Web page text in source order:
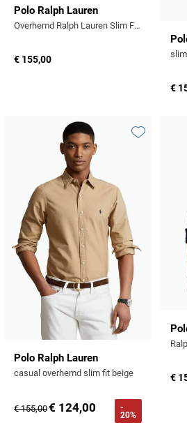
Polo Ralph Lauren
Overhemd Ralph Lauren Slim Fit blue Oxford
€ 155,00
€
Polo Ralph Lauren
casual overhemd slim fit beige
€ 155,00€ 124,00
-
20%
Toevoegen
€